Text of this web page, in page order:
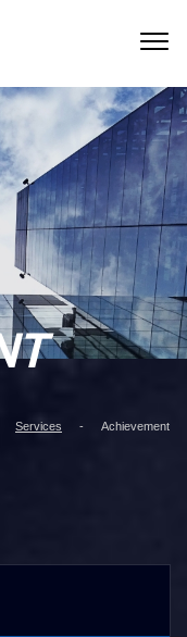
Services Achievement